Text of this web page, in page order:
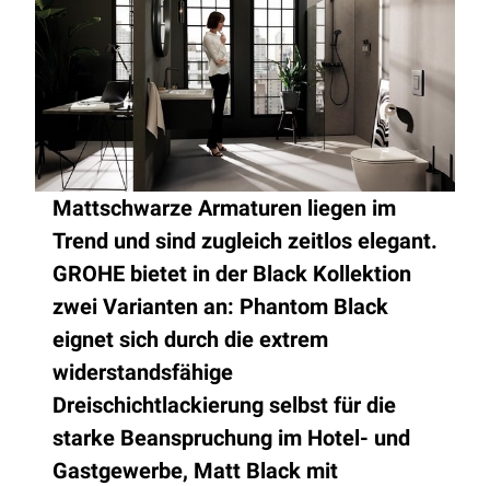
Mattschwarze Armaturen liegen im
Trend und sind zugleich zeitlos elegant.
GROHE bietet in der Black Kollektion
zwei Varianten an: Phantom Black
eignet sich durch die extrem
widerstandsfähige
Dreischichtlackierung selbst für die
starke Beanspruchung im Hotel- und
Gastgewerbe, Matt Black mit